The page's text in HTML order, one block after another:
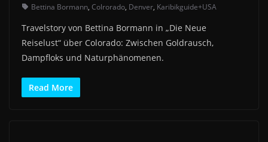
Bettina Bormann, Colrorado, Denver, Karibikguide+USA
Travelstory von Bettina Bormann in „Die Neue
Reiselust“ über Colorado: Zwischen Goldrausch,
Dampfloks und Naturphänomenen.
Read More